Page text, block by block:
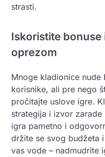
strasti.
Iskoristite bonuse
oprezom
Mnoge kladionice
korisnike, ali pre nego
pročitajte uslove igre.
strategija i izvor
igra pametno i
držite se svog budžeta
vas vode – nadmudrite